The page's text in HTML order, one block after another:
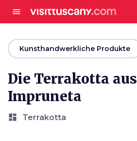
menu
arrow_backKunsthandwerkliche Produkte
Die Terrakotta aus
Impruneta
dashboard Terrakotta